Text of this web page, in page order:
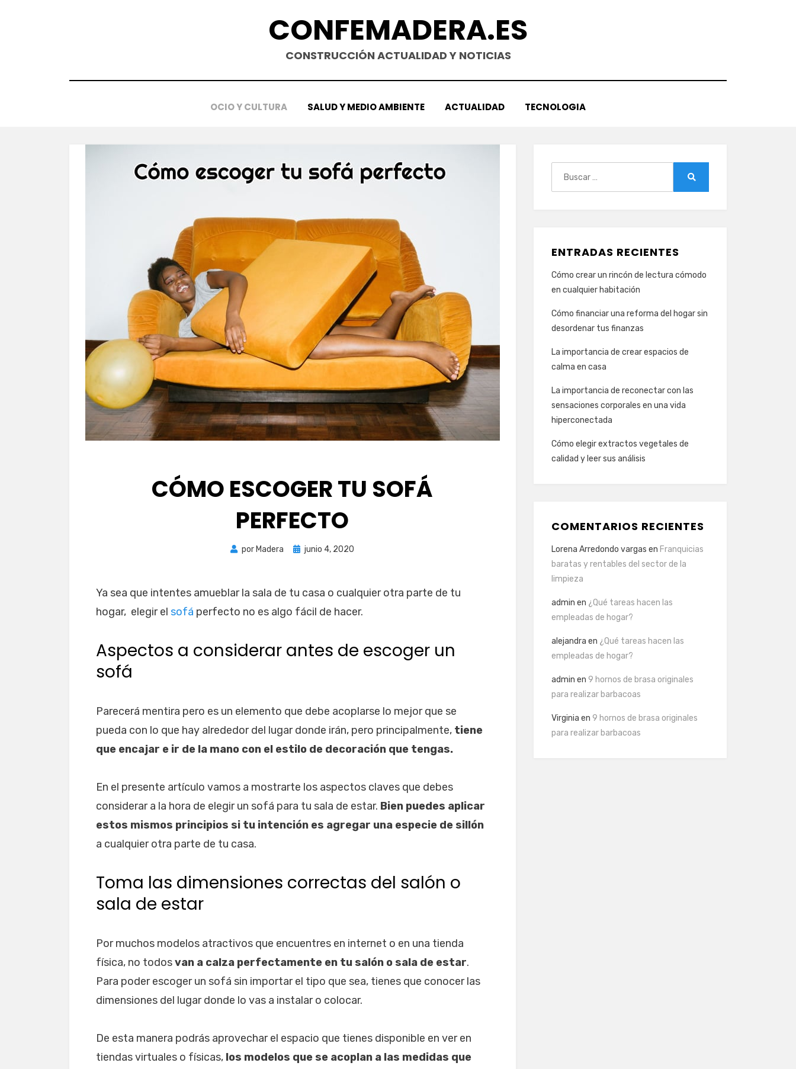
CONFEMADERA.ES
CONSTRUCCIÓN ACTUALIDAD Y NOTICIAS
OCIO Y CULTURA SALUD Y MEDIO AMBIENTE ACTUALIDAD TECNOLOGIA
CÓMO ESCOGER TU SOFÁ
PERFECTO
por Madera
Publicada
junio 4, 2020
Ya sea que intentes amueblar la sala de tu casa o cualquier otra parte de tu
hogar, elegir el sofá perfecto no es algo fácil de hacer.
Aspectos a considerar antes de escoger un
sofá
Parecerá mentira pero es un elemento que debe acoplarse lo mejor que se
pueda con lo que hay alrededor del lugar donde irán, pero principalmente, tiene
que encajar e ir de la mano con el estilo de decoración que tengas.
En el presente artículo vamos a mostrarte los aspectos claves que debes
considerar a la hora de elegir un sofá para tu sala de estar. Bien puedes aplicar
estos mismos principios si tu intención es agregar una especie de sillón
a cualquier otra parte de tu casa.
Toma las dimensiones correctas del salón o
sala de estar
Por muchos modelos atractivos que encuentres en internet o en una tienda
física, no todosvan a calza perfectamente en tu salón o sala de estar.
Para poder escoger un sofá sin importar el tipo que sea, tienes que conocer las
dimensiones del lugar donde lo vas a instalar o colocar.
De esta manera podrás aprovechar el espacio que tienes disponible en ver en
tiendas virtuales o físicas, los modelos que se acoplan a las medidas que
ENTRADAS RECIENTES
Cómo crear un rincón de lectura cómodo
en cualquier habitación
Cómo financiar una reforma del hogar sin
desordenar tus finanzas
La importancia de crear espacios de
calma en casa
La importancia de reconectar con las
sensaciones corporales en una vida
hiperconectada
Cómo elegir extractos vegetales de
calidad y leer sus análisis
COMENTARIOS RECIENTES
Lorena Arredondo vargas en Franquicias
baratas y rentables del sector de la
limpieza
admin en ¿Qué tareas hacen las
empleadas de hogar?
alejandra en ¿Qué tareas hacen las
empleadas de hogar?
admin en 9 hornos de brasa originales
para realizar barbacoas
Virginia en 9 hornos de brasa originales
para realizar barbacoas